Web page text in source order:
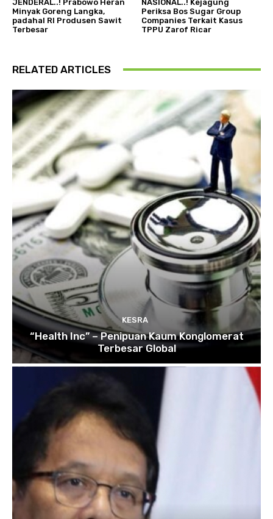
JENDERAL..! Prabowo Heran
Minyak Goreng Langka,
padahal RI Produsen Sawit
Terbesar
NASIONAL..! Kejagung
Periksa Bos Sugar Group
Companies Terkait Kasus
TPPU Zarof Ricar
RELATED ARTICLES
KESRA
“Health Inc” – Penipuan Kaum Konglomerat
Terbesar Global